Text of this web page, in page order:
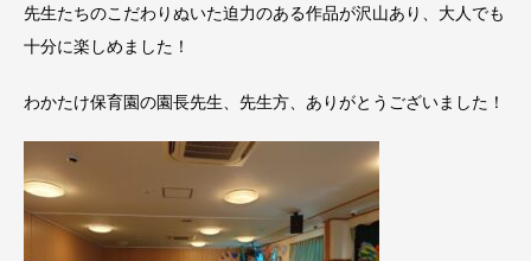
先生たちのこだわりぬいた迫力のある作品が沢山あり、大人でも
十分に楽しめました！
わかたけ保育園の園長先生、先生方、ありがとうございました！